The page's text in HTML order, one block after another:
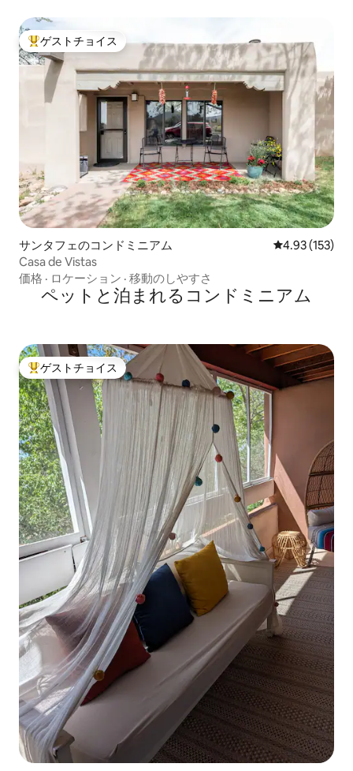
大好評のゲストチョイスです。
ゲストチョイス
サンタフェのコンドミニアム レビュー153
4.93 (153)
Casa de Vistas
価格 · ロケーション · 移動のしやすさ
ペットと泊まれるコンドミニアム
大好評のゲストチョイスです。
ゲストチョイス